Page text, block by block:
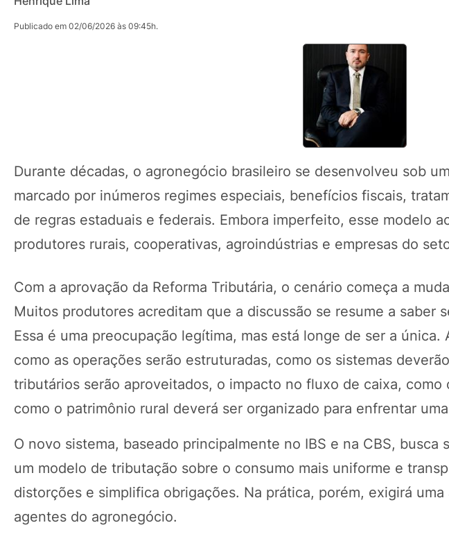
Publicado em 02/06/2026 às 09:45h.
Durante décadas, o agronegócio brasileiro se desenvolveu sob
marcado por inúmeros regimes especiais, benefícios fiscais,
de regras estaduais e federais. Embora imperfeito, esse modelo
produtores rurais, cooperativas, agroindústrias e empresas do
Com a aprovação da Reforma Tributária, o cenário começa a
Muitos produtores acreditam que a discussão se resume a saber
Essa é uma preocupação legítima, mas está longe de ser a
como as operações serão estruturadas, como os sistemas
tributários serão aproveitados, o impacto no fluxo de caixa, como
como o patrimônio rural deverá ser organizado para enfrentar
O novo sistema, baseado principalmente no IBS e na CBS,
um modelo de tributação sobre o consumo mais uniforme e
distorções e simplifica obrigações. Na prática, porém, exigirá
agentes do agronegócio.